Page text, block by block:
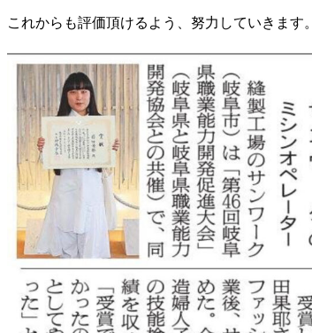
これからも評価頂けるよう、努力していきます。